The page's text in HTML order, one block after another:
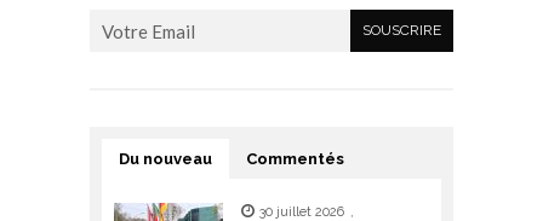
Du nouveau Commentés
30 juillet 2026 ,